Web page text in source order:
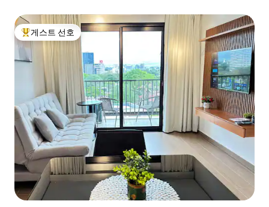
상위 게스트 선호
게스트 선호